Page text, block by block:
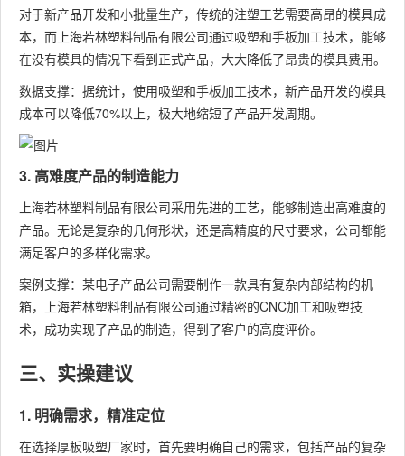
对于新产品开发和小批量生产，传统的注塑工艺需要高昂的模具成
本，而上海若林塑料制品有限公司通过吸塑和手板加工技术，能够
在没有模具的情况下看到正式产品，大大降低了昂贵的模具费用。
数据支撑：据统计，使用吸塑和手板加工技术，新产品开发的模具
成本可以降低70%以上，极大地缩短了产品开发周期。
3. 高难度产品的制造能力
上海若林塑料制品有限公司采用先进的工艺，能够制造出高难度的
产品。无论是复杂的几何形状，还是高精度的尺寸要求，公司都能
满足客户的多样化需求。
案例支撑：某电子产品公司需要制作一款具有复杂内部结构的机
箱，上海若林塑料制品有限公司通过精密的CNC加工和吸塑技
术，成功实现了产品的制造，得到了客户的高度评价。
三、实操建议
1. 明确需求，精准定位
在选择厚板吸塑厂家时，首先要明确自己的需求，包括产品的复杂